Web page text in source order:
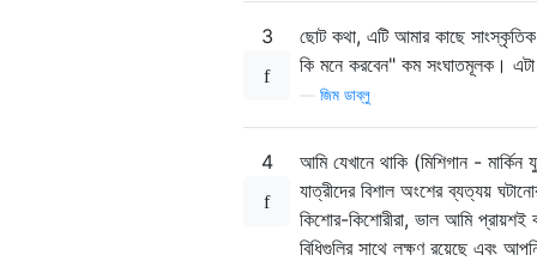
3
ছোট কথা, এটি আমার কাছে
কি মনে করবেন" কম সংঘাতমূলক।
জিম ডাব্লু
4
আমি যেখানে থাকি (মিশিগান -
যাত্রীদের বিশাল অংশের ব্যত্যয়
কিশোর-কিশোরীরা, ভাল আমি প্রায়শই
বিধিগুলির সাথে লক্ষণ রয়েছে এবং